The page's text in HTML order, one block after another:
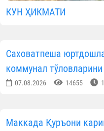
КУН ҲИКМАТИ
Саховатпеша
коммунал
07.08.2026 14655
Маккада Қуръони